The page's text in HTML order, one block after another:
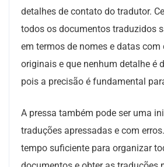
detalhes de contato do tradutor.
todos os documentos traduzidos
em termos de nomes e datas
originais e que nenhum detalhe é
pois a precisão é fundamental
A pressa também pode ser uma
traduções apressadas e com
tempo suficiente para organizar